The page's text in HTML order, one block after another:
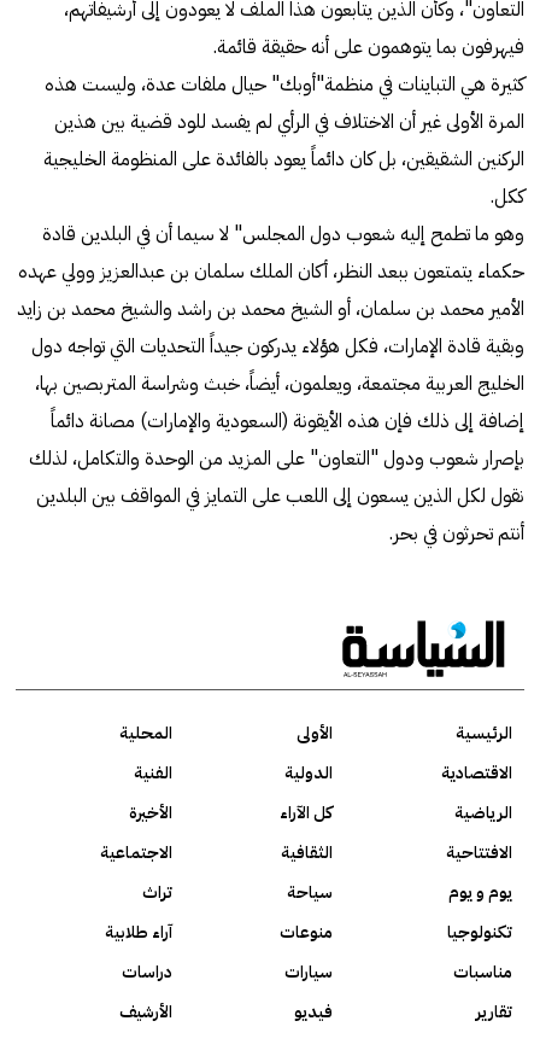
التعاون"، وكأن الذين يتابعون هذا الملف لا يعودون إلى أرشيفاتهم،
فيهرفون بما يتوهمون على أنه حقيقة قائمة.
كثيرة هي التباينات في منظمة"أوبك" حيال ملفات عدة، وليست هذه
المرة الأولى غير أن الاختلاف في الرأي لم يفسد للود قضية بين هذين
الركنين الشقيقين، بل كان دائماً يعود بالفائدة على المنظومة الخليجية
ككل.
وهو ما تطمح إليه شعوب دول المجلس" لا سيما أن في البلدين قادة
حكماء يتمتعون ببعد النظر، أكان الملك سلمان بن عبدالعزيز وولي عهده
الأمير محمد بن سلمان، أو الشيخ محمد بن راشد والشيخ محمد بن زايد
وبقية قادة الإمارات، فكل هؤلاء يدركون جيداً التحديات التي تواجه دول
الخليج العربية مجتمعة، ويعلمون، أيضاً، خبث وشراسة المتربصين بها،
إضافة إلى ذلك فإن هذه الأيقونة (السعودية والإمارات) مصانة دائماً
بإصرار شعوب ودول "التعاون" على المزيد من الوحدة والتكامل، لذلك
نقول لكل الذين يسعون إلى اللعب على التمايز في المواقف بين البلدين
أنتم تحرثون في بحر.
الرئيسية الأولى
المحلية
الاقتصادية
الدولية
الفنية
الرياضية
كل الآراء
الأخيرة
الافتتاحية
الثقافية
الاجتماعية
يوم و يوم
سياحة
تراث
تكنولوجيا
منوعات
آراء طلابية
مناسبات
سيارات
دراسات
تقارير
فيديو الأرشيف